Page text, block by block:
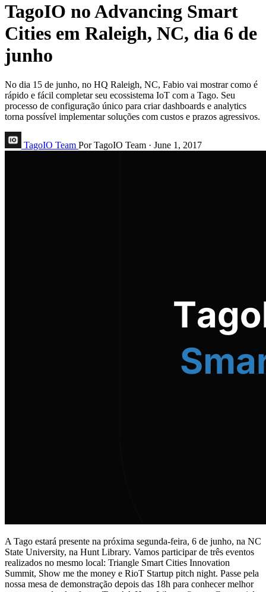
TagoIO no Advancing Smart
Cities em Raleigh, NC, dia 6 de
junho
No dia 15 de junho, no HQ Raleigh, NC, Fabio vai mostrar como é
rápido e fácil completar seu ecossistema IoT com a Tago. Seu
processo de configuração único para criar dashboards e analytics
torna possível implementar soluções com custos e prazos agressivos.
TagoIO Team Por TagoIO Team · June 1, 2017
A Tago estará presente na próxima segunda-feira, 6 de junho, na NC
State University, na Hunt Library. Vamos participar de três eventos
realizados no mesmo local: Triangle Smart Cities Innovation
Summit, Show me the money e RioT Startup pitch night. Passe pela
nossa mesa de demonstração depois das 18h para conhecer melhor